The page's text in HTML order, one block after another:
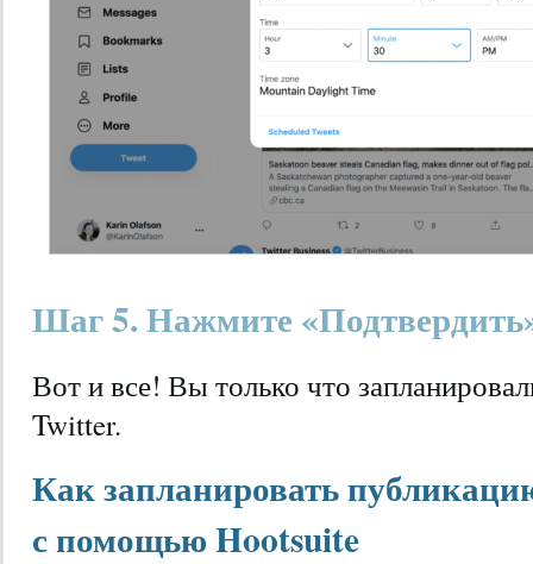
Шаг 5. Нажмите
Вот и все! Вы только что
Twitter.
Как запланировать
с помощью Hootsuite